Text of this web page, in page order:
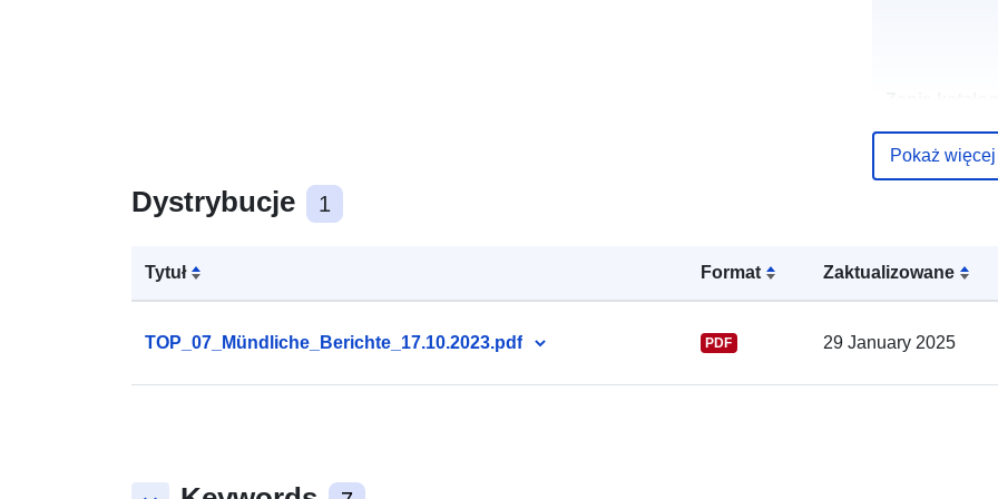
Dystrybucje 1
Tytuł Format Zaktualizowane
TOP_07_Mündliche_Berichte_17.10.2023.pdf PDF 29 January 2025
identyfikatory:
Pokaż więcej